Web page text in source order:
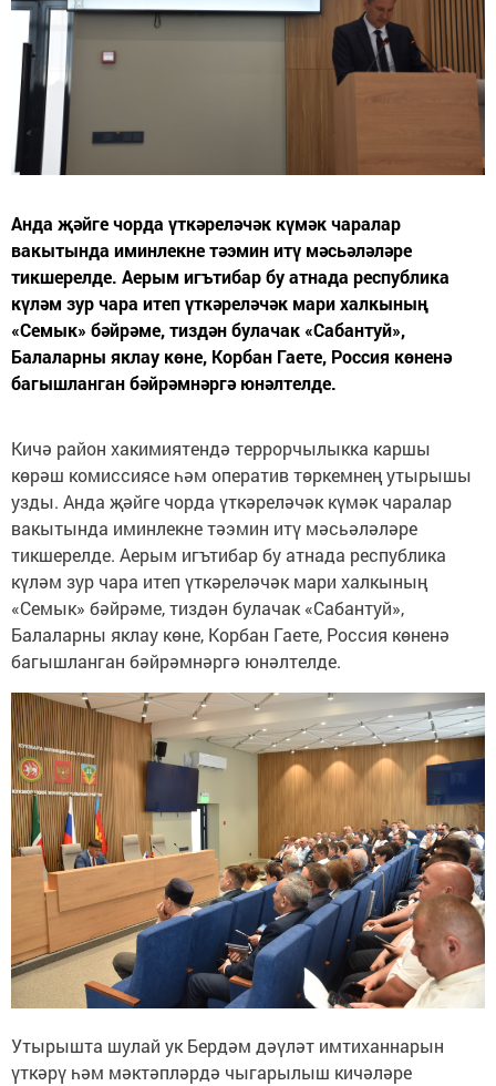
Анда җәйге чорда үткәреләчәк күмәк чаралар
вакытында иминлекне тәэмин итү мәсьәләләре
тикшерелде. Аерым игътибар бу атнада республика
күләм зур чара итеп үткәреләчәк мари халкының
«Семык» бәйрәме, тиздән булачак «Сабантуй»,
Балаларны яклау көне, Корбан Гаете, Россия көненә
багышланган бәйрәмнәргә юнәлтелде.
Кичә район хакимиятендә террорчылыкка каршы
көрәш комиссиясе һәм оператив төркемнең утырышы
узды. Анда җәйге чорда үткәреләчәк күмәк чаралар
вакытында иминлекне тәэмин итү мәсьәләләре
тикшерелде. Аерым игътибар бу атнада республика
күләм зур чара итеп үткәреләчәк мари халкының
«Семык» бәйрәме, тиздән булачак «Сабантуй»,
Балаларны яклау көне, Корбан Гаете, Россия көненә
багышланган бәйрәмнәргә юнәлтелде.
Утырышта шулай ук Бердәм дәүләт имтиханнарын
үткәрү һәм мәктәпләрдә чыгарылыш кичәләре